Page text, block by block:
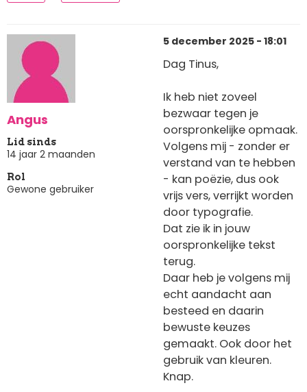
Angus
Lid sinds
14 jaar 2 maanden
Rol
Gewone gebruiker
5 december 2025 - 18:01
Dag Tinus,
Ik heb niet zoveel
bezwaar tegen je
oorspronkelijke opmaak.
Volgens mij - zonder er
verstand van te hebben
- kan poëzie, dus ook
vrijs vers, verrijkt worden
door typografie.
Dat zie ik in jouw
oorspronkelijke tekst
terug.
Daar heb je volgens mij
echt aandacht aan
besteed en daarin
bewuste keuzes
gemaakt. Ook door het
gebruik van kleuren.
Knap.